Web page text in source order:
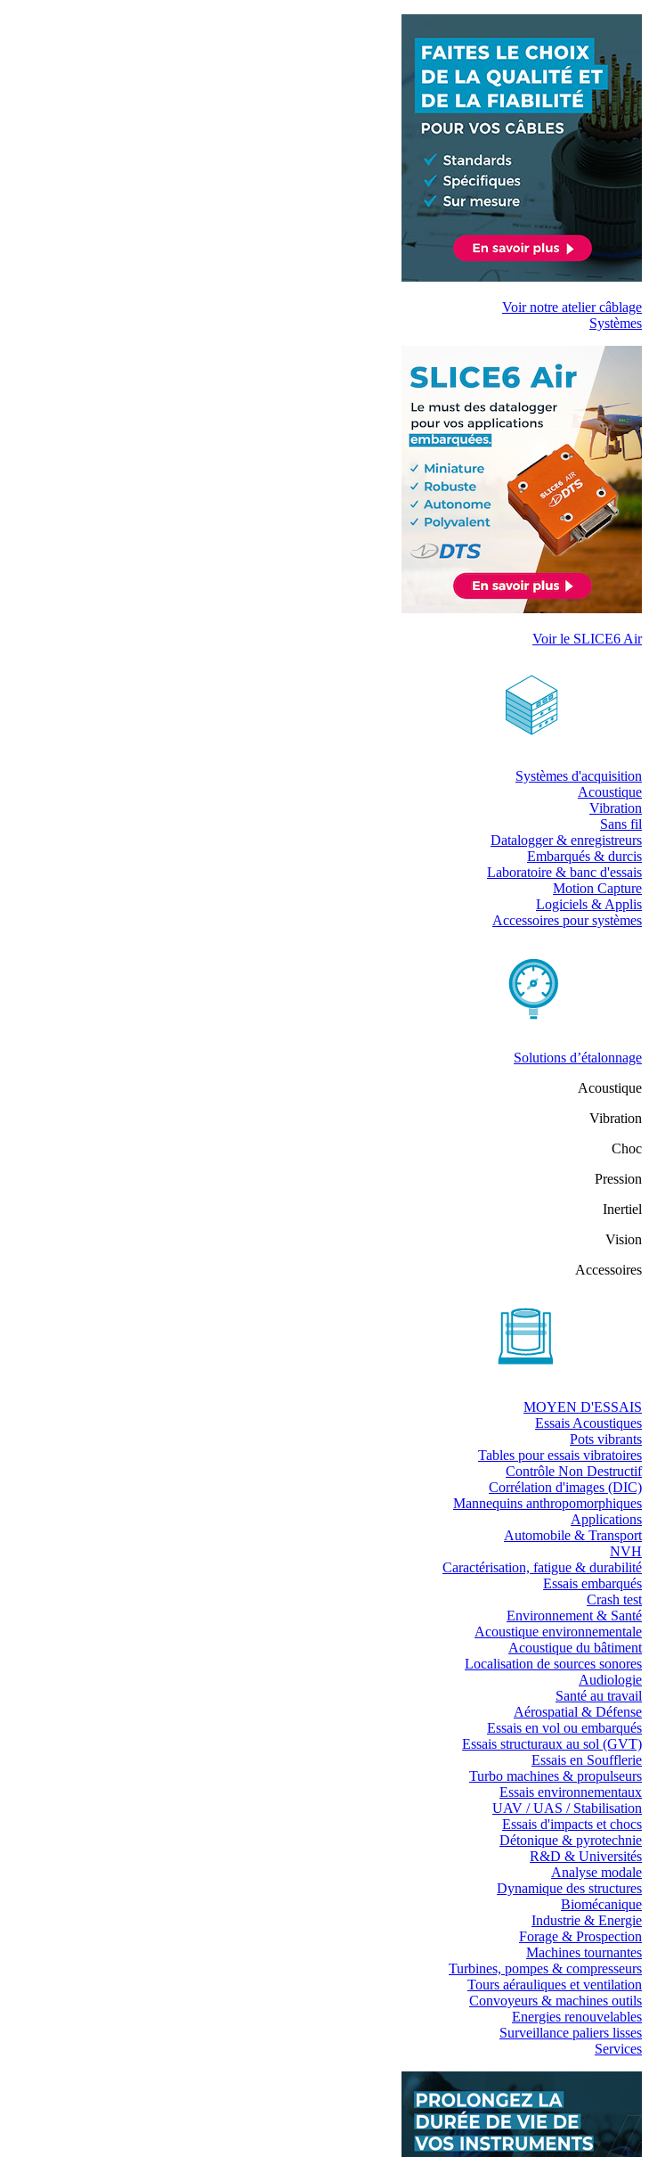
Voir notre atelier câblage
Systèmes
Voir le SLICE6 Air
Systèmes d'acquisition
Acoustique
Vibration
Sans fil
Datalogger & enregistreurs
Embarqués & durcis
Laboratoire & banc d'essais
Motion Capture
Logiciels & Applis
Accessoires pour systèmes
Solutions d’étalonnage
Acoustique
Vibration
Choc
Pression
Inertiel
Vision
Accessoires
MOYEN D'ESSAIS
Essais Acoustiques
Pots vibrants
Tables pour essais vibratoires
Contrôle Non Destructif
Corrélation d'images (DIC)
Mannequins anthropomorphiques
Applications
Automobile & Transport
NVH
Caractérisation, fatigue & durabilité
Essais embarqués
Crash test
Environnement & Santé
Acoustique environnementale
Acoustique du bâtiment
Localisation de sources sonores
Audiologie
Santé au travail
Aérospatial & Défense
Essais en vol ou embarqués
Essais structuraux au sol (GVT)
Essais en Soufflerie
Turbo machines & propulseurs
Essais environnementaux
UAV / UAS / Stabilisation
Essais d'impacts et chocs
Détonique & pyrotechnie
R&D & Universités
Analyse modale
Dynamique des structures
Biomécanique
Industrie & Energie
Forage & Prospection
Machines tournantes
Turbines, pompes & compresseurs
Tours aérauliques et ventilation
Convoyeurs & machines outils
Energies renouvelables
Surveillance paliers lisses
Services